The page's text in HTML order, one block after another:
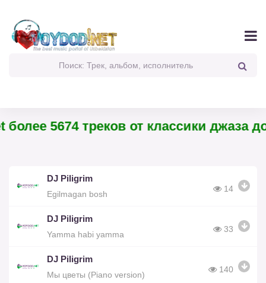
5674 треков от классики джаза до
DJ Piligrim
Egilmagan bosh
14
DJ Piligrim
Yamma habi yamma
33
DJ Piligrim
Мы цветы (Piano version)
140